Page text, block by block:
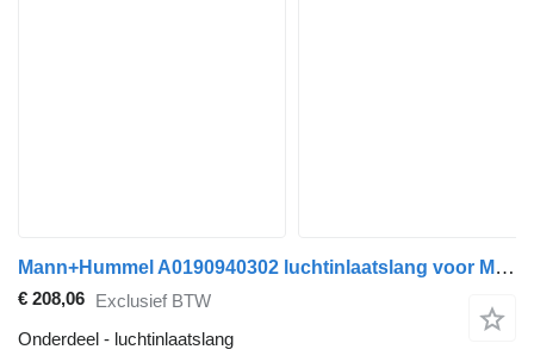
Mann+Hummel A0190940302 luchtinlaatslang voor Mercedes-Benz Actros MP5 (01.19-) trekker
€ 208,06 Exclusief BTW
Onderdeel - luchtinlaatslang